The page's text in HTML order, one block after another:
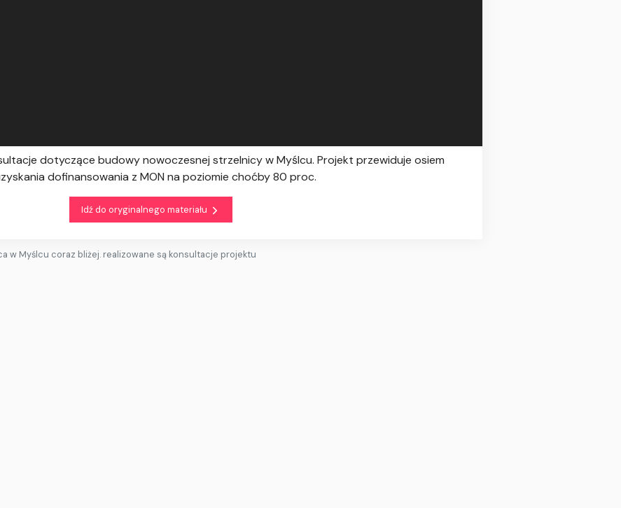
dotyczące budowy nowoczesnej strzelnicy w Myślcu. Projekt przewiduje osiem
dofinansowania z MON na poziomie choćby 80 proc.
Idź do oryginalnego materiału
w Myślcu coraz bliżej. realizowane są konsultacje projektu